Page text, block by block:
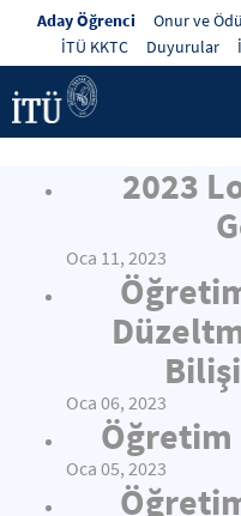
Aday Öğrenci Onur ve
İTÜ KKTC
Duyurular
2023
Oca 11, 2023
Oca 06, 2023
Öğretim
Oca 05, 2023